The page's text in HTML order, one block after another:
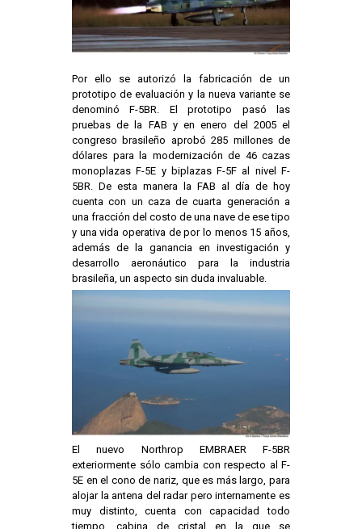
Por ello se autorizó la fabricación de un
prototipo de evaluación y la nueva variante se
denominó F-5BR. El prototipo pasó las
pruebas de la FAB y en enero del 2005 el
congreso brasileño aprobó 285 millones de
dólares para la modernización de 46 cazas
monoplazas F-5E y biplazas F-5F al nivel F-
5BR. De esta manera la FAB al día de hoy
cuenta con un caza de cuarta generación a
una fracción del costo de una nave de ese tipo
y una vida operativa de por lo menos 15 años,
además de la ganancia en investigación y
desarrollo aeronáutico para la industria
brasileña, un aspecto sin duda invaluable.
El nuevo Northrop EMBRAER F-5BR
exteriormente sólo cambia con respecto al F-
5E en el cono de nariz, que es más largo, para
alojar la antena del radar pero internamente es
muy distinto, cuenta con capacidad todo
tiempo, cabina de cristal en la que se